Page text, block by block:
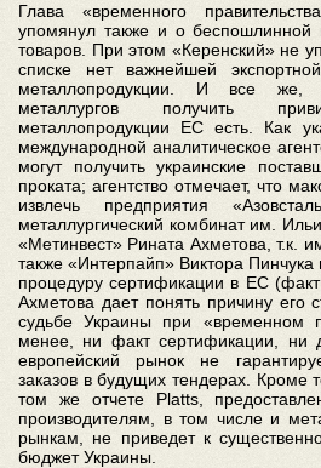
Глава «временного
упомянул также и о беспошлинной
товаров. При этом «Керенский» не
списке нет важнейшей
металлопродукции. И все же,
металлургов получить
металлопродукции ЕС есть. Как
международной аналитическое
могут получить украинские
проката; агентство отмечает, что
извлечь предприятия
металлургический комбинат им.
«Метинвест» Рината Ахметова, т.к.
также «Интерпайп» Виктора
процедуру сертификации в ЕС
Ахметова дает понять причину его
судьбе Украины при «временном
менее, ни факт сертификации, ни
европейский рынок не
заказов в будущих тендерах. Кроме
том же отчете Platts,
производителям, в том числе и
рынкам, не приведет к
бюджет Украины.